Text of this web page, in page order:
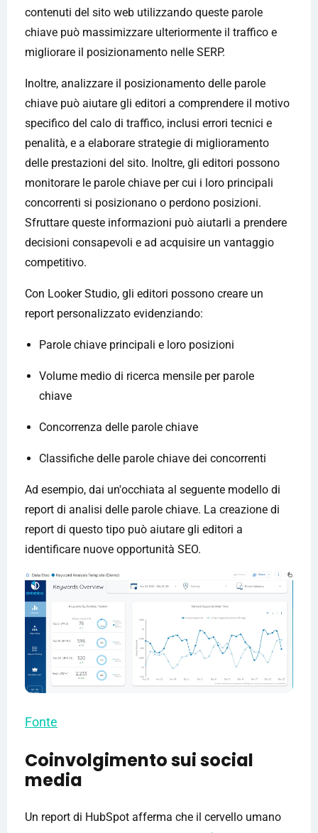
contenuti del sito web utilizzando queste parole
chiave può massimizzare ulteriormente il traffico e
migliorare il posizionamento nelle SERP.
Inoltre, analizzare il posizionamento delle parole
chiave può aiutare gli editori a comprendere il motivo
specifico del calo di traffico, inclusi errori tecnici e
penalità, e a elaborare strategie di miglioramento
delle prestazioni del sito. Inoltre, gli editori possono
monitorare le parole chiave per cui i loro principali
concorrenti si posizionano o perdono posizioni.
Sfruttare queste informazioni può aiutarli a prendere
decisioni consapevoli e ad acquisire un vantaggio
competitivo.
Con Looker Studio, gli editori possono creare un
report personalizzato evidenziando:
Parole chiave principali e loro posizioni
Volume medio di ricerca mensile per parole
chiave
Concorrenza delle parole chiave
Classifiche delle parole chiave dei concorrenti
Ad esempio, dai un'occhiata al seguente modello di
report di analisi delle parole chiave. La creazione di
report di questo tipo può aiutare gli editori a
identificare nuove opportunità SEO.
Fonte
Coinvolgimento sui social
media
Un report di HubSpot afferma che il cervello umano